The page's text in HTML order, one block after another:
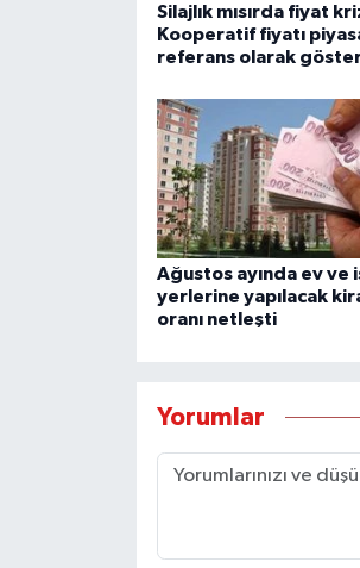
Silajlık mısırda fiyat
Kooperatif fiyatı
referans olarak
Ağustos ayında ev ve
yerlerine yapılacak
oranı netleşti
Yorumlar